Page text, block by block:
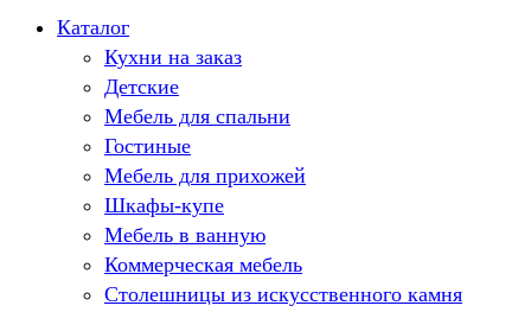
Каталог
Кухни на заказ
Детские
Мебель для спальни
Гостиные
Мебель для прихожей
Шкафы-купе
Мебель в ванную
Коммерческая мебель
Столешницы из искусственного камня